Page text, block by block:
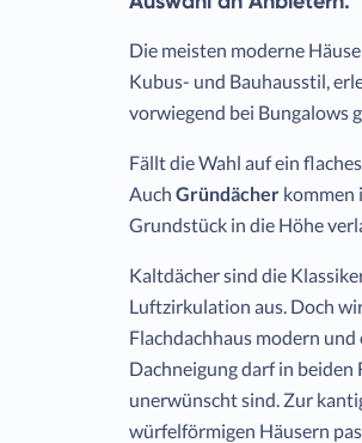
Die meisten moderne
Kubus- und Bauhausstil,
vorwiegend bei Bungalows
Fällt die Wahl auf ein
Auch Gründächer kommen
Grundstück in die Höhe
Kaltdächer sind die
Luftzirkulation aus. Doch
Flachdachhaus modern
Dachneigung darf in beiden
unerwünscht sind. Zur
würfelförmigen Häusern